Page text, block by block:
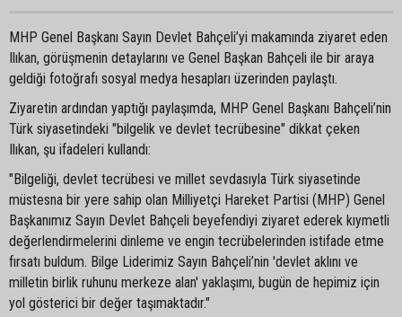
MHP Genel Başkanı Sayın Devlet Bahçeli’yi makamında ziyaret eden
Ilıkan, görüşmenin detaylarını ve Genel Başkan Bahçeli ile bir araya
geldiği fotoğrafı sosyal medya hesapları üzerinden paylaştı.
Ziyaretin ardından yaptığı paylaşımda, MHP Genel Başkanı Bahçeli’nin
Türk siyasetindeki "bilgelik ve devlet tecrübesine" dikkat çeken
Ilıkan, şu ifadeleri kullandı:
"Bilgeliği, devlet tecrübesi ve millet sevdasıyla Türk siyasetinde
müstesna bir yere sahip olan Milliyetçi Hareket Partisi (MHP) Genel
Başkanımız Sayın Devlet Bahçeli beyefendiyi ziyaret ederek kıymetli
değerlendirmelerini dinleme ve engin tecrübelerinden istifade etme
fırsatı buldum. Bilge Liderimiz Sayın Bahçeli’nin 'devlet aklını ve
milletin birlik ruhunu merkeze alan' yaklaşımı, bugün de hepimiz için
yol gösterici bir değer taşımaktadır."